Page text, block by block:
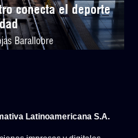
conecta el deporte
Barallobre
Latinoamericana S.A.